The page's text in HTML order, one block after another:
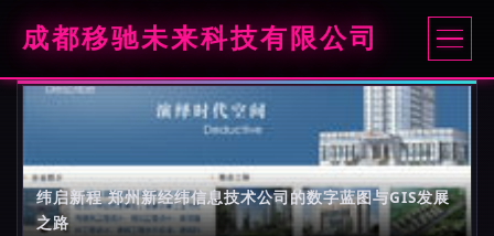
成都移驰未来科技有限公司
纬启新程 郑州新经纬信息技术公司的数字蓝图与GIS发展
之路